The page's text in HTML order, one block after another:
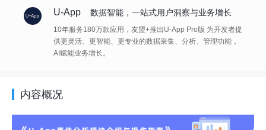
U-App 数据智能，一站式用户洞察与业务增长
10年服务180万款应用，友盟+推出U-App Pro版 为开发者提
供更灵活、更智能、更专业的数据采集、分析、管理功能，
AI赋能业务增长。
内容概况